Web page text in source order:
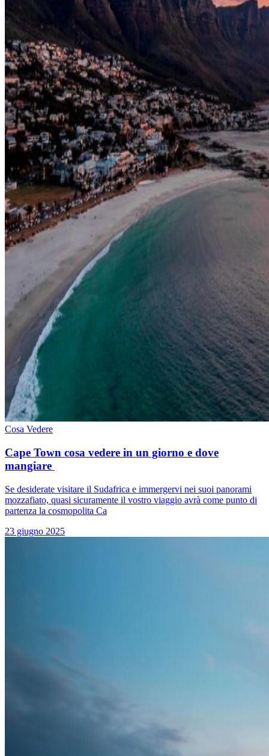
Cosa Vedere
Cape Town cosa vedere in un giorno e dove
mangiare
Se desiderate visitare il Sudafrica e immergervi nei suoi panorami
mozzafiato, quasi sicuramente il vostro viaggio avrà come punto di
partenza la cosmopolita Ca
23 giugno 2025